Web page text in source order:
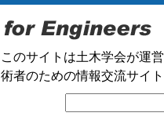
このサイトは土木学会が運
術者のための情報交流サイト